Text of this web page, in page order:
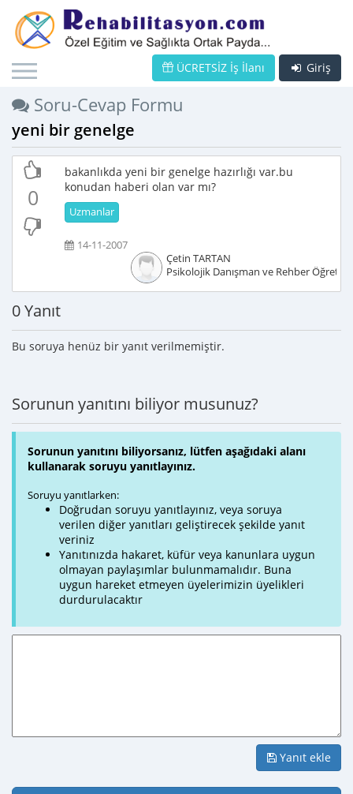
Giriş
ÜCRETSİZ İş İlanı
Soru-Cevap Formu
yeni bir genelge
0
bakanlıkda yeni bir genelge hazırlığı var.bu
konudan haberi olan var mı?
Uzmanlar
14-11-2007
Çetin TARTAN
Psikolojik Danışman ve Rehber
0 Yanıt
Bu soruya henüz bir yanıt verilmemiştir.
Sorunun yanıtını biliyor musunuz?
Sorunun yanıtını biliyorsanız, lütfen aşağıdaki alanı
kullanarak soruyu yanıtlayınız.
Soruyu yanıtlarken:
Doğrudan soruyu yanıtlayınız, veya soruya
verilen diğer yanıtları geliştirecek şekilde yanıt
veriniz
Yanıtınızda hakaret, küfür veya kanunlara uygun
olmayan paylaşımlar bulunmamalıdır. Buna
uygun hareket etmeyen üyelerimizin üyelikleri
durdurulacaktır
Yanıt ekle